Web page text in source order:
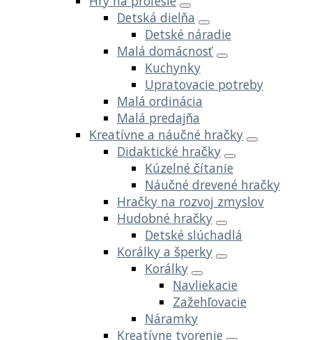
Detská dielňa
Detské náradie
Malá domácnosť
Kuchynky
Upratovacie potreby
Malá ordinácia
Malá predajňa
Kreatívne a náučné hračky
Didaktické hračky
Kúzelné čítanie
Náučné drevené hračky
Hračky na rozvoj zmyslov
Hudobné hračky
Detské slúchadlá
Korálky a šperky
Korálky
Navliekacie
Zažehľovacie
Náramky
Kreatívne tvorenie